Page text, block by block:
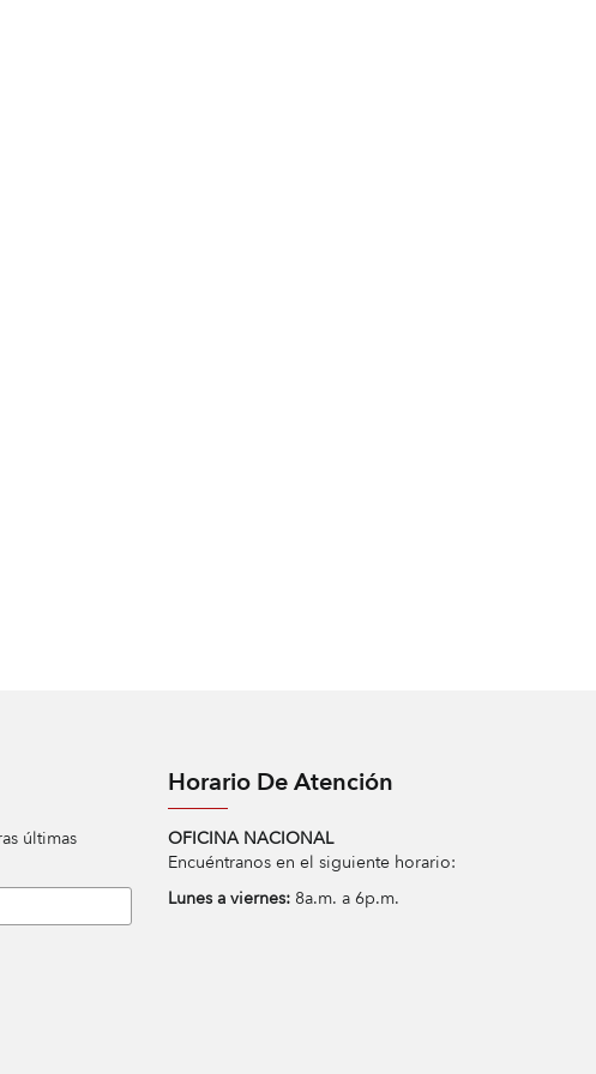
últimas
Horario De Atención
OFICINA NACIONAL
Encuéntranos en el siguiente horario:
Lunes a viernes: 8a.m. a 6p.m.